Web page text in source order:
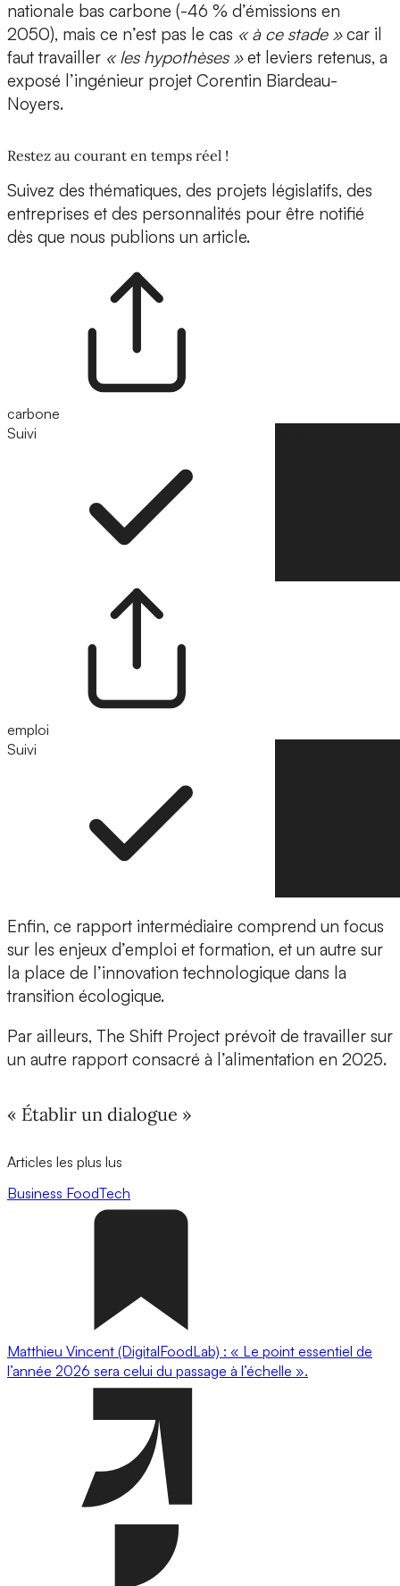
nationale bas carbone (-46 % d’émissions en
2050), mais ce n’est pas le cas « à ce stade »car il
faut travailler « les hypothèses »et leviers retenus, a
exposé l’ingénieur projet Corentin Biardeau-
Noyers.
Restez au courant en temps réel !
Suivez des thématiques, des projets législatifs, des
entreprises et des personnalités pour être notifié
dès que nous publions un article.
carbone
Suivi
emploi
Suivi
Enfin, ce rapport intermédiaire comprend un focus
sur les enjeux d’emploi et formation, et un autre sur
la place de l’innovation technologique dans la
transition écologique.
Par ailleurs, The Shift Project prévoit de travailler sur
un autre rapport consacré à l’alimentation en 2025.
« Établir un dialogue »
Articles les plus lus
Business FoodTech
Matthieu Vincent (DigitalFoodLab) : « Le point essentiel de
l’année 2026 sera celui du passage à l’échelle ».